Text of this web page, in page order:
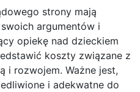
strony mają
argumentów i
opiekę nad dzieckiem
koszty związane z
i rozwojem. Ważne jest,
i adekwatne do